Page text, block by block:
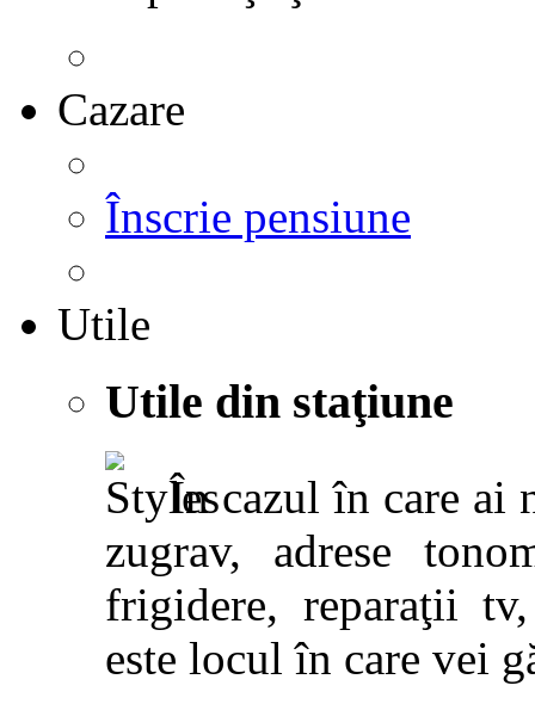
Cazare
Înscrie pensiune
Utile
Utile din staţiune
În cazul în care ai
zugrav, adrese
frigidere, reparaţii
este locul în care vei